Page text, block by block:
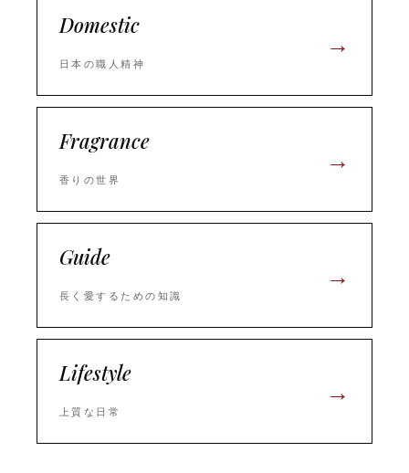
Domestic
日本の職人精神
→
Fragrance
香りの世界
→
Guide
長く愛するための知識
→
Lifestyle
上質な日常
→